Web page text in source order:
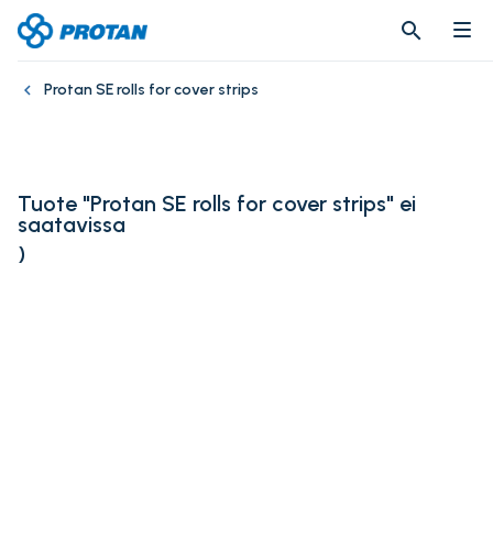
search
search
Protan SE rolls for cover strips
Tuote "Protan SE rolls for cover strips" ei
saatavissa
)